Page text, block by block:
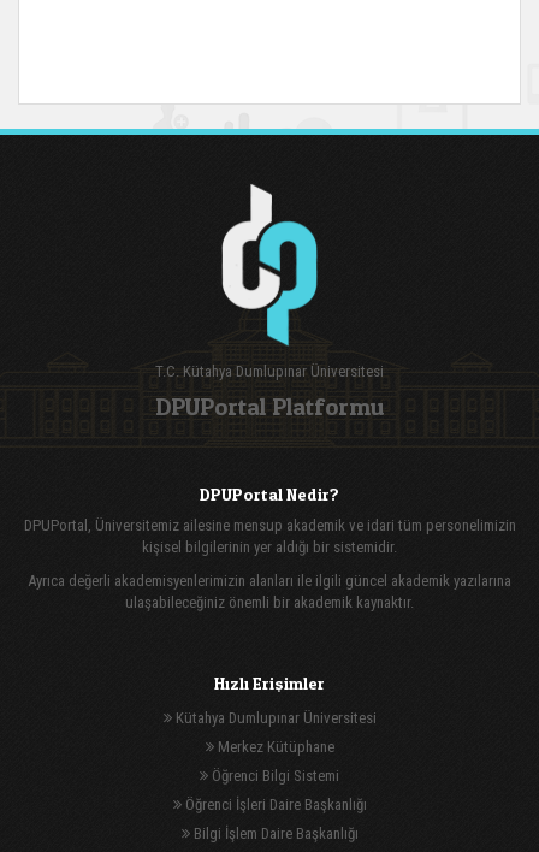
T.C. Kütahya Dumlupınar Üniversitesi
DPUPortal Platformu
DPUPortal Nedir?
DPUPortal, Üniversitemiz ailesine mensup akademik ve idari tüm personelimizin
kişisel bilgilerinin yer aldığı bir sistemidir.
Ayrıca değerli akademisyenlerimizin alanları ile ilgili güncel akademik yazılarına
ulaşabileceğiniz önemli bir akademik kaynaktır.
Hızlı Erişimler
Kütahya Dumlupınar Üniversitesi
Merkez Kütüphane
Öğrenci Bilgi Sistemi
Öğrenci İşleri Daire Başkanlığı
Bilgi İşlem Daire Başkanlığı